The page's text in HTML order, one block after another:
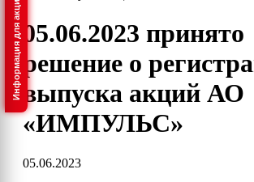
05.06.2023 принято
решение о
выпуска акций АО
«ИМПУЛЬС»
05.06.2023